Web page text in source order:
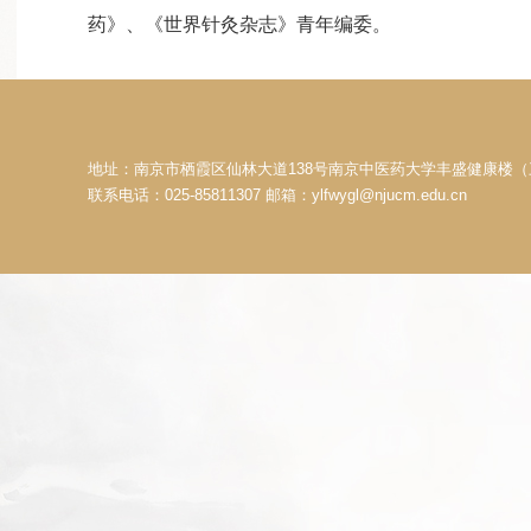
药》、《世界针灸杂志》青年编委。
地址：南京市栖霞区仙林大道138号南京中医药大学丰盛健康楼
联系电话：025-85811307 邮箱：ylfwygl@njucm.edu.cn